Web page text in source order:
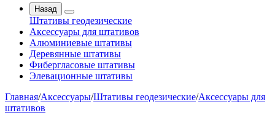
Назад
Штативы геодезические
Аксессуары для штативов
Алюминиевые штативы
Деревянные штативы
Фибергласовые штативы
Элевационные штативы
Главная/Аксессуары/Штативы геодезические/Аксессуары для
штативов